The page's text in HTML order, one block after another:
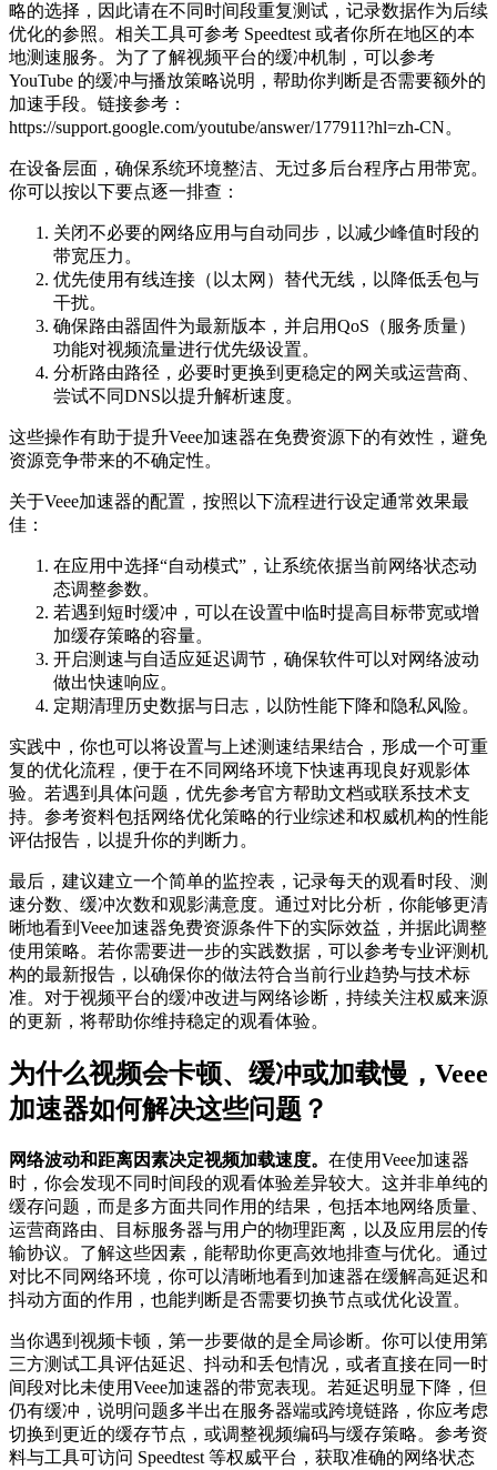
略的选择，因此请在不同时间段重复测试，记录数据作为后续
优化的参照。相关工具可参考 Speedtest 或者你所在地区的本
地测速服务。为了了解视频平台的缓冲机制，可以参考
YouTube 的缓冲与播放策略说明，帮助你判断是否需要额外的
加速手段。链接参考：
https://support.google.com/youtube/answer/177911?hl=zh-CN。
在设备层面，确保系统环境整洁、无过多后台程序占用带宽。
你可以按以下要点逐一排查：
关闭不必要的网络应用与自动同步，以减少峰值时段的
带宽压力。
优先使用有线连接（以太网）替代无线，以降低丢包与
干扰。
确保路由器固件为最新版本，并启用QoS（服务质量）
功能对视频流量进行优先级设置。
分析路由路径，必要时更换到更稳定的网关或运营商、
尝试不同DNS以提升解析速度。
这些操作有助于提升Veee加速器在免费资源下的有效性，避免
资源竞争带来的不确定性。
关于Veee加速器的配置，按照以下流程进行设定通常效果最
佳：
在应用中选择“自动模式”，让系统依据当前网络状态动
态调整参数。
若遇到短时缓冲，可以在设置中临时提高目标带宽或增
加缓存策略的容量。
开启测速与自适应延迟调节，确保软件可以对网络波动
做出快速响应。
定期清理历史数据与日志，以防性能下降和隐私风险。
实践中，你也可以将设置与上述测速结果结合，形成一个可重
复的优化流程，便于在不同网络环境下快速再现良好观影体
验。若遇到具体问题，优先参考官方帮助文档或联系技术支
持。参考资料包括网络优化策略的行业综述和权威机构的性能
评估报告，以提升你的判断力。
最后，建议建立一个简单的监控表，记录每天的观看时段、测
速分数、缓冲次数和观影满意度。通过对比分析，你能够更清
晰地看到Veee加速器免费资源条件下的实际效益，并据此调整
使用策略。若你需要进一步的实践数据，可以参考专业评测机
构的最新报告，以确保你的做法符合当前行业趋势与技术标
准。对于视频平台的缓冲改进与网络诊断，持续关注权威来源
的更新，将帮助你维持稳定的观看体验。
为什么视频会卡顿、缓冲或加载慢，Veee
加速器如何解决这些问题？
网络波动和距离因素决定视频加载速度。 在使用Veee加速器
时，你会发现不同时间段的观看体验差异较大。这并非单纯的
缓存问题，而是多方面共同作用的结果，包括本地网络质量、
运营商路由、目标服务器与用户的物理距离，以及应用层的传
输协议。了解这些因素，能帮助你更高效地排查与优化。通过
对比不同网络环境，你可以清晰地看到加速器在缓解高延迟和
抖动方面的作用，也能判断是否需要切换节点或优化设置。
当你遇到视频卡顿，第一步要做的是全局诊断。你可以使用第
三方测试工具评估延迟、抖动和丢包情况，或者直接在同一时
间段对比未使用Veee加速器的带宽表现。若延迟明显下降，但
仍有缓冲，说明问题多半出在服务器端或跨境链路，你应考虑
切换到更近的缓存节点，或调整视频编码与缓存策略。参考资
料与工具可访问 Speedtest 等权威平台，获取准确的网络状态